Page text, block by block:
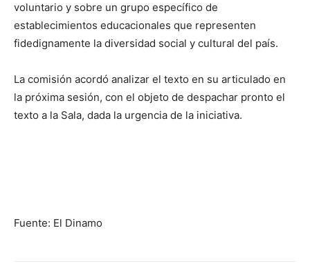
voluntario y sobre un grupo específico de
establecimientos educacionales que representen
fidedignamente la diversidad social y cultural del país.
La comisión acordó analizar el texto en su articulado en
la próxima sesión, con el objeto de despachar pronto el
texto a la Sala, dada la urgencia de la iniciativa.
Fuente: El Dinamo